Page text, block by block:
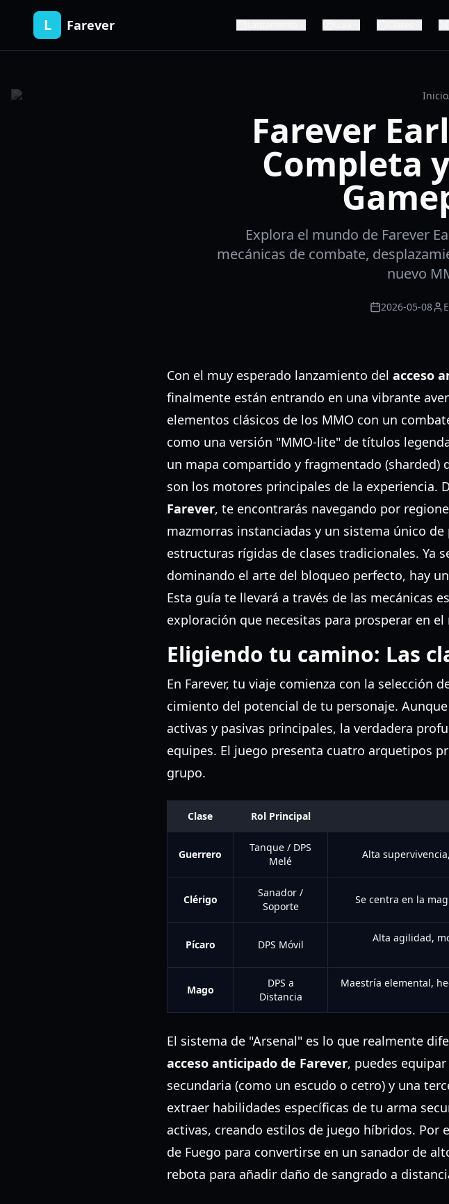
L Farever
Inicio
Farever
Completa
Explora el mundo de Farever
mecánicas de combate,
nuevo
2026-05-08
Con el muy esperado lanzamiento del acceso
finalmente están entrando en una vibrante
elementos clásicos de los MMO con un
como una versión "MMO-lite" de títulos
un mapa compartido y fragmentado
son los motores principales de la experiencia.
Farever, te encontrarás navegando por
mazmorras instanciadas y un sistema único
estructuras rígidas de clases tradicionales. Ya
dominando el arte del bloqueo perfecto, hay
Esta guía te llevará a través de las mecánicas
exploración que necesitas para prosperar en el
Eligiendo tu camino: Las
En Farever, tu viaje comienza con la selección
cimiento del potencial de tu personaje.
activas y pasivas principales, la verdadera
equipes. El juego presenta cuatro arquetipos
grupo.
Clase Rol Principal
Guerrero
Tanque / DPS
Melé
Alta
Clérigo
Sanador /
Soporte
Se centra en la
Pícaro DPS Móvil
Alta agilidad,
Mago
DPS a
Distancia
Maestría elemental,
El sistema de "Arsenal" es lo que realmente
acceso anticipado de Farever, puedes
secundaria (como un escudo o cetro) y una
extraer habilidades específicas de tu arma
activas, creando estilos de juego híbridos. Por
de Fuego para convertirse en un sanador de
rebota para añadir daño de sangrado a